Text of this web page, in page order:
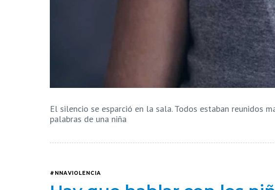
El silencio se esparció en la sala. Todos estaban reunidos
palabras de una niña
#NNAVIOLENCIA